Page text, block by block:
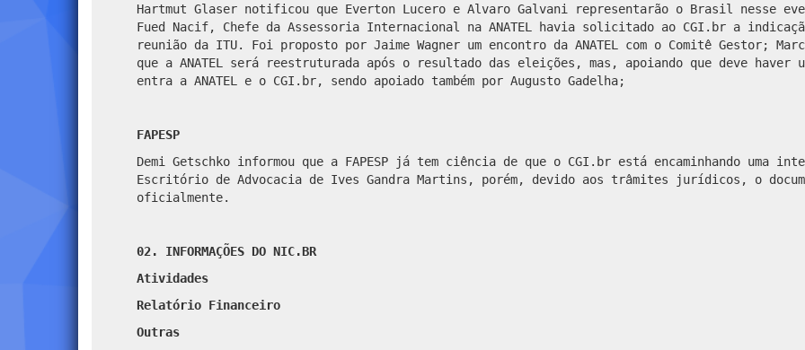
Hartmut Glaser notificou que Everton Lucero e Alvaro Galvani representarão o Brasil nesse
Fued Nacif, Chefe da Assessoria Internacional na ANATEL havia solicitado ao CGI.br a
reunião da ITU. Foi proposto por Jaime Wagner um encontro da ANATEL com o Comitê Gestor;
que a ANATEL será reestruturada após o resultado das eleições, mas, apoiando que deve haver
entra a ANATEL e o CGI.br, sendo apoiado também por Augusto Gadelha;
FAPESP
Demi Getschko informou que a FAPESP já tem ciência de que o CGI.br está encaminhando uma
Escritório de Advocacia de Ives Gandra Martins, porém, devido aos trâmites jurídicos, o
oficialmente.
02. INFORMAÇÕES DO NIC.BR
Atividades
Relatório Financeiro
Outras